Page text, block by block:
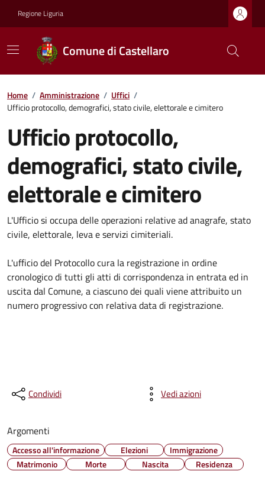
Regione Liguria
Comune di Castellaro
Home / Amministrazione / Uffici /
Ufficio protocollo, demografici, stato civile, elettorale e cimitero
Ufficio protocollo,
demografici, stato civile,
elettorale e cimitero
L'Ufficio si occupa delle operazioni relative ad anagrafe, stato
civile, elettorale, leva e servizi cimiteriali.
L'ufficio del Protocollo cura la registrazione in ordine
cronologico di tutti gli atti di corrispondenza in entrata ed in
uscita dal Comune, a ciascuno dei quali viene attribuito un
numero progressivo con relativa data di registrazione.
Condividi Vedi azioni
Argomenti
Accesso all'informazione Elezioni
Immigrazione
Matrimonio
Morte Nascita Residenza